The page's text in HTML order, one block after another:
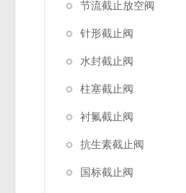
节流截止放空阀
针形截止阀
水封截止阀
柱塞截止阀
衬氟截止阀
抗生素截止阀
国标截止阀